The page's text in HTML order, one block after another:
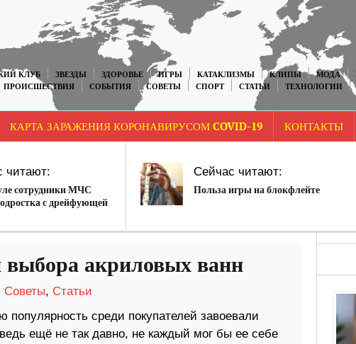
КЛУБ ЗВЕЗДЫ ЗДОРОВЬЕ ИГРЫ КАТАКЛИЗМЫ КЛИПЫ МОДА
ПРОИСШЕСТВИЯ СОБЫТИЯ СОВЕТЫ СПОРТ СТАТЬИ ТЕХНОЛОГИИ
КАРТА ЗАРАЖЕНИЯ КОРОНАВИРУСОМ COVID-19 КОНТАКТЫ
читают:
сотрудники МЧС
с дрейфующей
Сейчас читают:
Польза игры на блокфлейте
выбора акриловых ванн
Советы, Статьи
популярность среди покупателей завоевали
ещё не так давно, не каждый мог бы ее себе